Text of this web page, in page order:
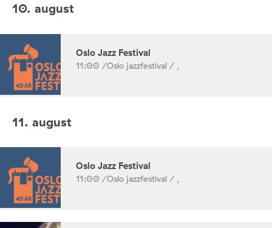
10. august
Oslo Jazz Festival
11:00 /Oslo jazzfestival / ,
11. august
Oslo Jazz Festival
11:00 /Oslo jazzfestival / ,